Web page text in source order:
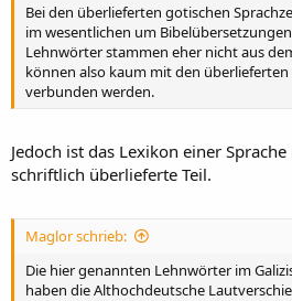
Bei den überlieferten gotischen
im wesentlichen um
Lehnwörter stammen eher nicht aus
können also kaum mit den überlieferten
verbunden werden.
Jedoch ist das Lexikon einer
schriftlich überlieferte Teil.
Maglor schrieb:
Die hier genannten Lehnwörter im
haben die Althochdeutsche